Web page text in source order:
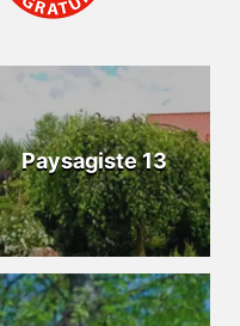
Paysagiste 13